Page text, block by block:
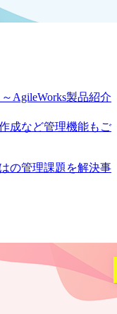
AgileWorks製品紹介
成など管理機能もご
の管理課題を解決事